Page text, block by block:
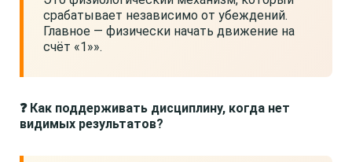
срабатывает независимо от убеждений.
Главное — физически начать движение на
счёт «1»».
❓ Как поддерживать дисциплину, когда нет
видимых результатов?